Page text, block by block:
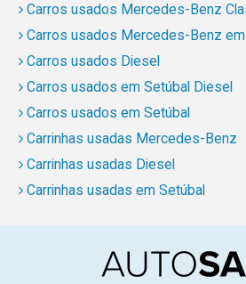
Carros usados Mercedes-Benz
Carros usados Mercedes-Benz em
Carros usados Diesel
Carros usados em Setúbal Diesel
Carros usados em Setúbal
Carrinhas usadas Mercedes-Benz
Carrinhas usadas Diesel
Carrinhas usadas em Setúbal